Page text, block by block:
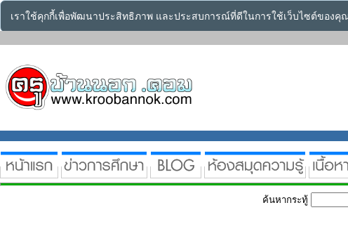
เราใช้คุกกี้เพื่อพัฒนาประสิทธิภาพ และประสบการณ์ที่ดีในการใช้เว็บไซต์ของคุ
ค้นหากระทู้